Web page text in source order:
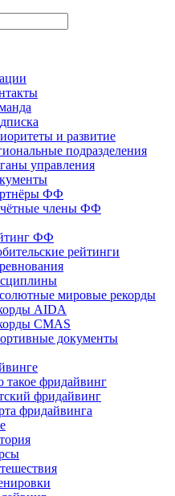
и развитие
подразделения
управления
ФФ
члены ФФ
ФФ
рейтинги
мировые рекорды
AIDA
CMAS
документы
такое фридайвинг
фридайвинг
фридайвинга